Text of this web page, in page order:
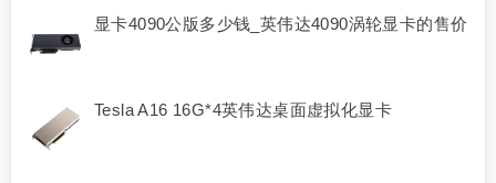
显卡4090公版多少钱_英伟达4090涡轮显卡的售价
Tesla A16 16G*4英伟达桌面虚拟化显卡